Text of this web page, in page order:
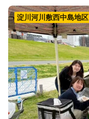
淀川河川敷西中島地区